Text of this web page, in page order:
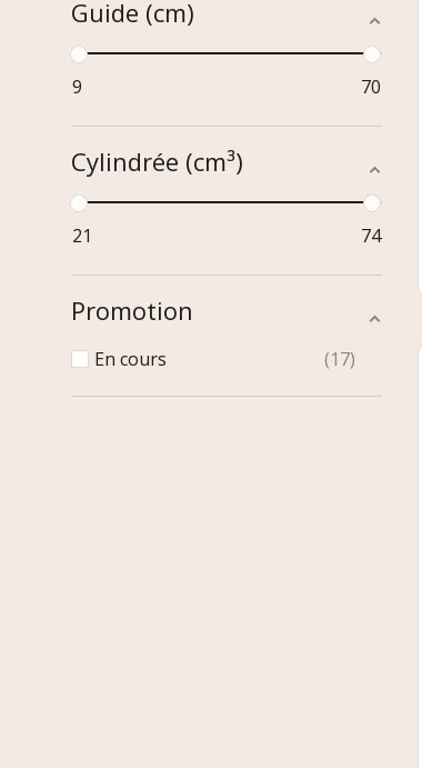
Guide (cm)
9 70
Cylindrée (cm³)
21 74
Promotion
En cours 17